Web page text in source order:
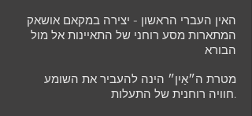
האין העברי הראשון - יצירה במקאם אושאק
המתארות מסע רוחני של התאיינות אל מול
הבורא
מטרת ה״אַיִן״ הינה להעביר את השומע
חוויה רוחנית של התעלות.